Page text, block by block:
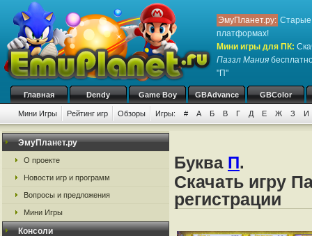
ЭмуПланет.ру: Старые
платформах!
Мини игры для ПК:
Паззл Мания
"П"
Главная Dendy Game Boy GBAdvance GBColor
Мини Игры Рейтинг игр Обзоры Игры: # А Б В Г Д Е Ж З И
ЭмуПланет.ру
О проекте
Новости игр и программ
Вопросы и предложения
Мини Игры
Консоли
Буква П.
Скачать игру
регистрации